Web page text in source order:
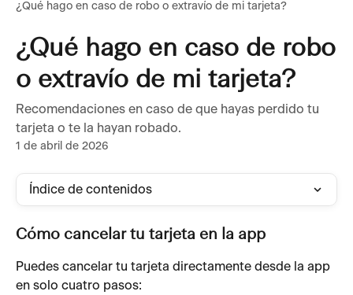
¿Qué hago en caso de robo o extravío de mi tarjeta?
¿Qué hago en caso de robo
o extravío de mi tarjeta?
Recomendaciones en caso de que hayas perdido tu
tarjeta o te la hayan robado.
1 de abril de 2026
Índice de contenidos
Cómo cancelar tu tarjeta en la app
Puedes cancelar tu tarjeta directamente desde la app
en solo cuatro pasos: